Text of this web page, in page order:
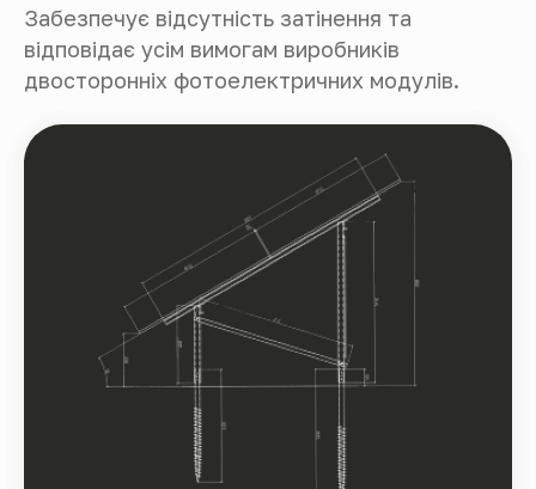
Забезпечує відсутність затінення та
відповідає усім вимогам виробників
двосторонніх фотоелектричних модулів.